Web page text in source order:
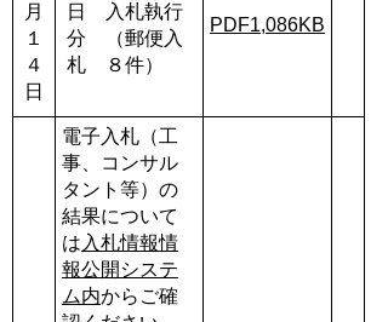
月
１
４
日
日 入札執行
分 （郵便入
札 ８件）
PDF1,086KB
電子入札（工
事、コンサル
タント等）の
結果について
は 入札情報情
報公開システ
ム内からご確